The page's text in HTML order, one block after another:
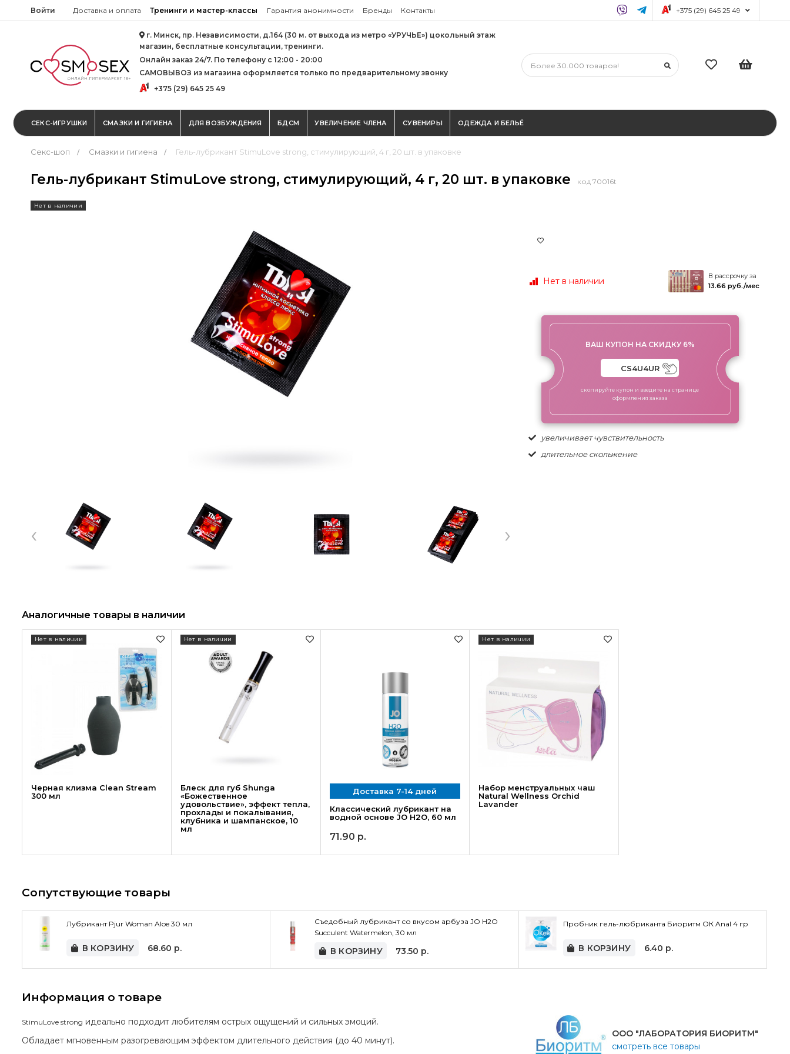
Войти Доставка и оплата Тренинги и мастер-классы Гарантия анонимности Бренды Контакты +375 (29) 645 25 49
г. Минск, пр. Независимости, д.164 (30 м. от выхода из метро «УРУЧЬЕ») цокольный этаж
магазин, бесплатные консультации, тренинги.
Онлайн заказ 24/7. По телефону с 12:00 - 20:00
САМОВЫВОЗ из магазина оформляется только по предварительному звонку
+375 (29) 645 25 49
СЕКС-ИГРУШКИ СМАЗКИ И ГИГИЕНА ДЛЯ ВОЗБУЖДЕНИЯ БДСМ УВЕЛИЧЕНИЕ ЧЛЕНА СУВЕНИРЫ ОДЕЖДА И БЕЛЬЁ
Секс-шоп Смазки и гигиена Гель-лубрикант StimuLove strong, стимулирующий, 4 г, 20 шт. в упаковке
Гель-лубрикант StimuLove strong, стимулирующий, 4 г, 20 шт. в упаковке код 70016t
Нет в наличии
‹ ›
Нет в наличии
В рассрочку за
13.66 руб./мес
ВАШ КУПОН НА СКИДКУ 6%
скопируйте купон и введите на странице
оформления заказа
увеличивает чувствительность
длительное скольжение
Аналогичные товары в наличии
Черная клизма Clean Stream
300 мл
Нет в наличии
Блеск для губ Shunga
«Божественное
удовольствие», эффект тепла,
прохлады и покалывания,
клубника и шампанское, 10
мл
Нет в наличии
Доставка 7-14 дней
Классический лубрикант на
водной основе JO H2O, 60 мл
71.90 р.
Набор менструальных чаш
Natural Wellness Orchid
Lavander
Нет в наличии
Сопутствующие товары
Лубрикант Pjur Woman Aloe 30 мл
В КОРЗИНУ 68.60 р.
Съедобный лубрикант со вкусом арбуза JO H2O
Succulent Watermelon, 30 мл
В КОРЗИНУ 73.50 р.
Пробник гель-любриканта Биоритм ОК Anal 4 гр
В КОРЗИНУ 6.40 р.
Информация о товаре
StimuLove strong идеально подходит любителям острых ощущений и сильных эмоций.
Обладает мгновенным разогревающим эффектом длительного действия (до 40 минут).
ООО "ЛАБОРАТОРИЯ БИОРИТМ"
смотреть все товары